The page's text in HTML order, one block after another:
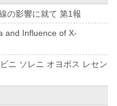
の影響に就て 第1報
and Influence of X-
ニ ソレニ オヨボス レセン